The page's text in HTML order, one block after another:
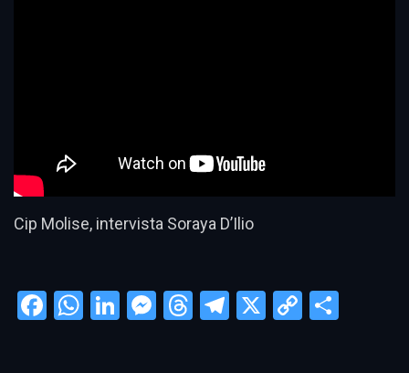
Cip Molise, intervista Soraya D’Ilio
Facebook
WhatsApp
LinkedIn
Messenger
Threads
Telegram
X
Copy